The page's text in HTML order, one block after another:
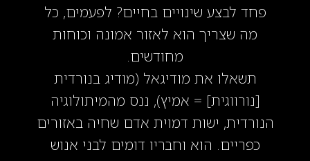
פחד לבצע שינויים בחיים? לפעמים, כל
מה שצריך הוא לאזור אמונה וכוחות
מחודשים.
תשאלו את מודיגאל (מודיג בנורדית
[נורווגית] = אמיץ), ננס מהמיתולוגיה
הנורדית, ישות דמוית אדם שחיה באזורים
כפריים. הוא וחבריו דומים לבני אנוש